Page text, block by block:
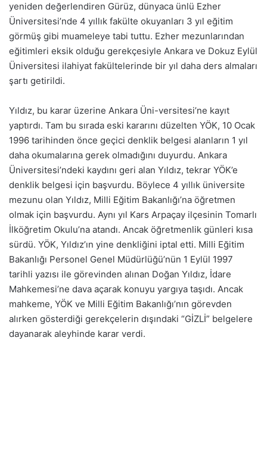
yeniden değerlendiren Gürüz, dünyaca ünlü Ezher
Üniversitesi’nde 4 yıllık fakülte okuyanları 3 yıl eğitim
görmüş gibi muameleye tabi tuttu. Ezher mezunlarından
eğitimleri eksik olduğu gerekçesiyle Ankara ve Dokuz Eylül
Üniversitesi ilahiyat fakültelerinde bir yıl daha ders almaları
şartı getirildi.
Yıldız, bu karar üzerine Ankara Üni-versitesi’ne kayıt
yaptırdı. Tam bu sırada eski kararını düzelten YÖK, 10 Ocak
1996 tarihinden önce geçici denklik belgesi alanların 1 yıl
daha okumalarına gerek olmadığını duyurdu. Ankara
Üniversitesi’ndeki kaydını geri alan Yıldız, tekrar YÖK’e
denklik belgesi için başvurdu. Böylece 4 yıllık üniversite
mezunu olan Yıldız, Milli Eğitim Bakanlığı’na öğretmen
olmak için başvurdu. Aynı yıl Kars Arpaçay ilçesinin Tomarlı
İlköğretim Okulu’na atandı. Ancak öğretmenlik günleri kısa
sürdü. YÖK, Yıldız’ın yine denkliğini iptal etti. Milli Eğitim
Bakanlığı Personel Genel Müdürlüğü’nün 1 Eylül 1997
tarihli yazısı ile görevinden alınan Doğan Yıldız, İdare
Mahkemesi’ne dava açarak konuyu yargıya taşıdı. Ancak
mahkeme, YÖK ve Milli Eğitim Bakanlığı’nın görevden
alırken gösterdiği gerekçelerin dışındaki “GİZLİ” belgelere
dayanarak aleyhinde karar verdi.